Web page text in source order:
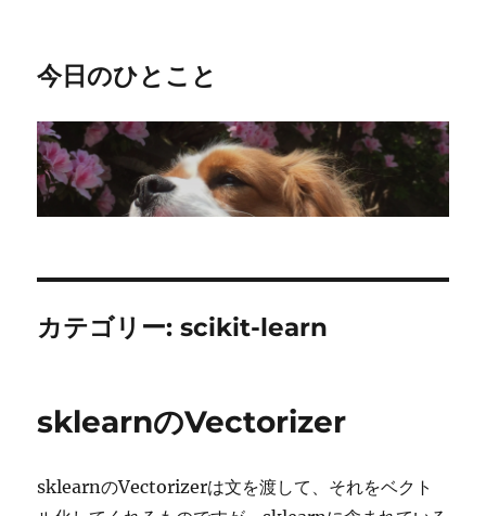
今日のひとこと
カテゴリー:scikit-learn
sklearnのVectorizer
sklearnのVectorizerは文を渡して、それをベクト